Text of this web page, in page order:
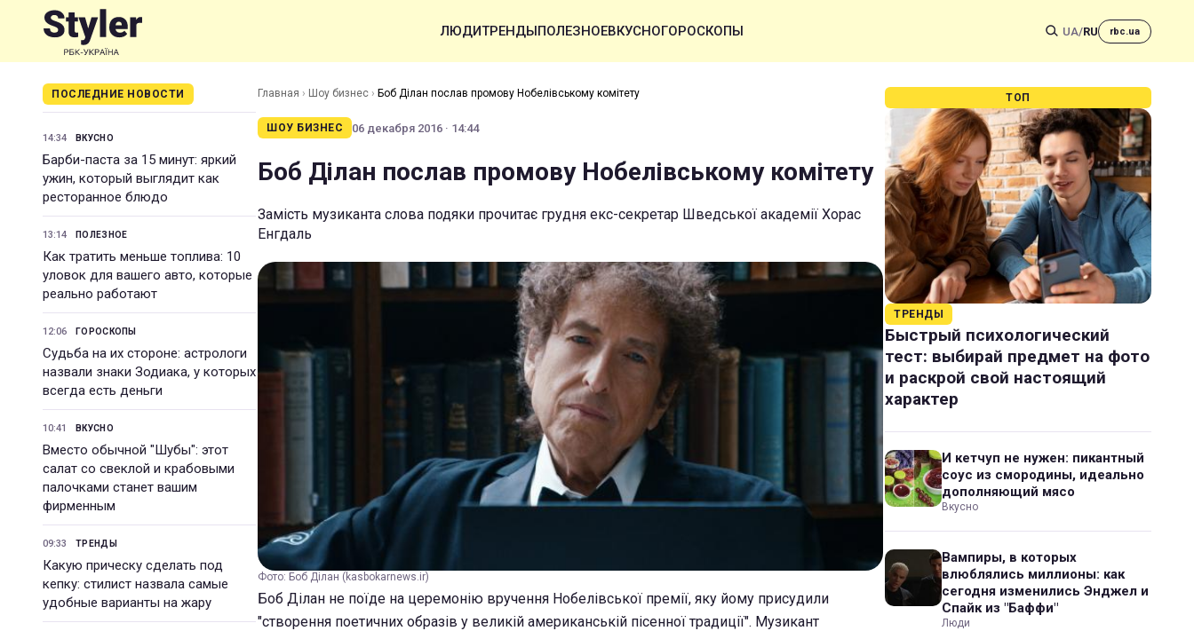
ЛЮДИТРЕНДЫПОЛЕЗНОЕВКУСНОГОРОСКОПЫ UA/RU rbc.ua
ПОСЛЕДНИЕ НОВОСТИ
14:34 ВКУСНО
Барби-паста за 15 минут: яркий
ужин, который выглядит как
ресторанное блюдо
13:14 ПОЛЕЗНОЕ
Как тратить меньше топлива: 10
уловок для вашего авто, которые
реально работают
12:06 ГОРОСКОПЫ
Судьба на их стороне: астрологи
назвали знаки Зодиака, у которых
всегда есть деньги
10:41 ВКУСНО
Вместо обычной "Шубы": этот
салат со свеклой и крабовыми
палочками станет вашим
фирменным
09:33 ТРЕНДЫ
Какую прическу сделать под
кепку: стилист назвала самые
удобные варианты на жару
Главная › Шоу бизнес › Боб Ділан послав промову Нобелівському комітету
ШОУ БИЗНЕС 06 декабря 2016 · 14:44
Боб Ділан послав промову Нобелівському комітету
Замість музиканта слова подяки прочитає грудня екс-секретар Шведської академії Хорас
Енгдаль
Фото: Боб Ділан (kasbokarnews.ir)
Боб Ділан не поїде на церемонію вручення Нобелівської премії, яку йому присудили
"створення поетичних образів у великій американській пісенної традиції". Музикант
ТОП
ТРЕНДЫ
Быстрый психологический
тест: выбирай предмет на фото
и раскрой свой настоящий
характер
И кетчуп не нужен: пикантный
соус из смородины, идеально
дополняющий мясо
Вкусно
Вампиры, в которых
влюблялись миллионы: как
сегодня изменились Энджел и
Спайк из "Баффи"
Люди